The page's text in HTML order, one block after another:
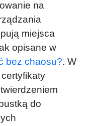
na
miejsca
opisane w
bez chaosu?. W
do